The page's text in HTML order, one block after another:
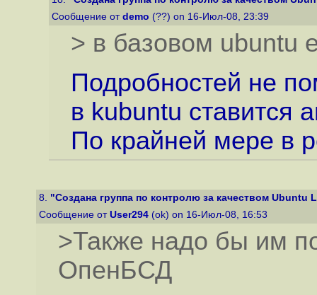
Сообщение от demo (??) on 16-Июл-08, 23:39
> в базовом ubuntu
Подробностей не
в kubuntu ставится
По крайней мере в
8. "Создана группа по контролю за качеством Ubuntu
Сообщение от User294 (ok) on 16-Июл-08, 16:53
>Также надо бы им
ОпенБСД